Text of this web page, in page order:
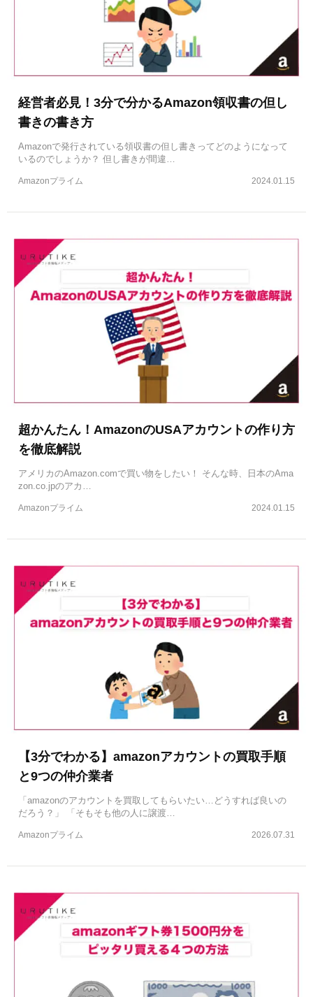
経営者必見！3分で分かるAmazon領収書の但し
書きの書き方
Amazonで発行されている領収書の但し書きってどのようになって
いるのでしょうか？ 但し書きが間違…
2024.01.15
Amazonプライム
超かんたん！AmazonのUSAアカウントの作り方
を徹底解説
アメリカのAmazon.comで買い物をしたい！ そんな時、日本のAma
zon.co.jpのアカ…
2024.01.15
Amazonプライム
【3分でわかる】amazonアカウントの買取手順
と9つの仲介業者
「amazonのアカウントを買取してもらいたい…どうすれば良いの
だろう？」 「そもそも他の人に譲渡…
2026.07.31
Amazonプライム